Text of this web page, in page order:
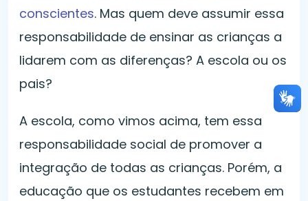
conscientes. Mas quem deve assumir essa
responsabilidade de ensinar as crianças a
lidarem com as diferenças? A escola ou os
pais?
A escola, como vimos acima, tem essa
responsabilidade social de promover a
integração de todas as crianças. Porém, a
educação que os estudantes recebem em